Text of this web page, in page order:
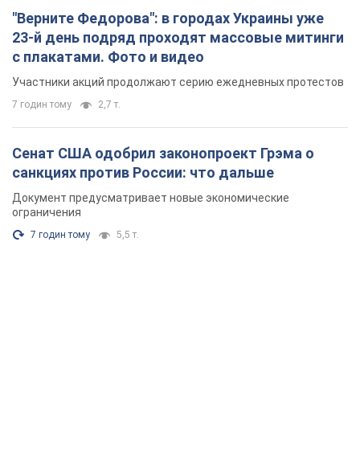
"Верните Федорова": в городах Украины уже
23-й день подряд проходят массовые митинги
с плакатами. Фото и видео
Участники акций продолжают серию ежедневных протестов
7 годин тому 2,7 т.
Сенат США одобрил законопроект Грэма о
санкциях против России: что дальше
Документ предусматривает новые экономические
ограничения
7 годин тому 5,5 т.